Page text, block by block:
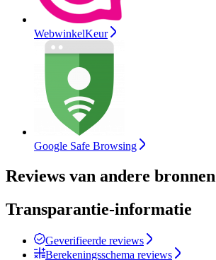
WebwinkelKeur
Google Safe Browsing
Reviews van andere bronnen
Transparantie-informatie
Geverifieerde reviews
Berekeningsschema reviews